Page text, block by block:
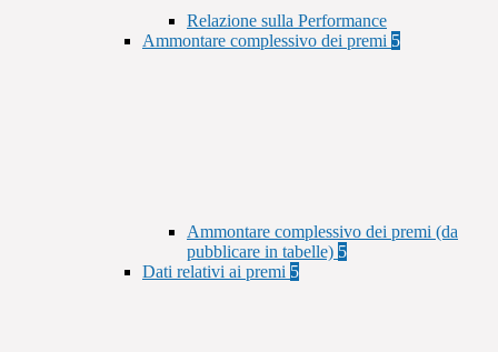
Relazione sulla Performance
Ammontare complessivo dei premi 5
Ammontare complessivo dei premi (da
pubblicare in tabelle) 5
Dati relativi ai premi 5